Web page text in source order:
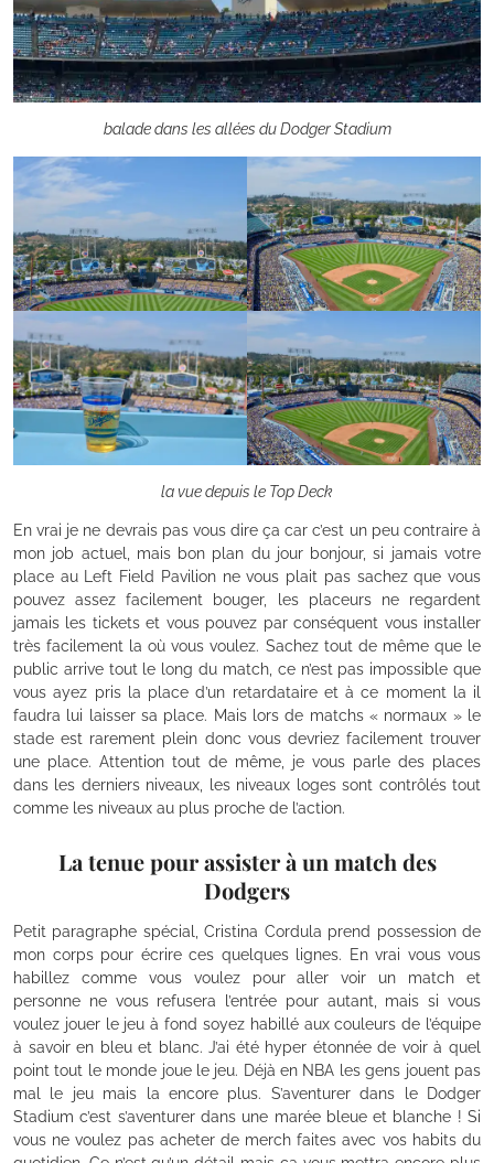
balade dans les allées du Dodger Stadium
la vue depuis le Top Deck
En vrai je ne devrais pas vous dire ça car c’est un peu contraire à
mon job actuel, mais bon plan du jour bonjour, si jamais votre
place au Left Field Pavilion ne vous plait pas sachez que vous
pouvez assez facilement bouger, les placeurs ne regardent
jamais les tickets et vous pouvez par conséquent vous installer
très facilement la où vous voulez. Sachez tout de même que le
public arrive tout le long du match, ce n’est pas impossible que
vous ayez pris la place d’un retardataire et à ce moment la il
faudra lui laisser sa place. Mais lors de matchs « normaux » le
stade est rarement plein donc vous devriez facilement trouver
une place. Attention tout de même, je vous parle des places
dans les derniers niveaux, les niveaux loges sont contrôlés tout
comme les niveaux au plus proche de l’action.
La tenue pour assister à un match des
Dodgers
Petit paragraphe spécial, Cristina Cordula prend possession de
mon corps pour écrire ces quelques lignes. En vrai vous vous
habillez comme vous voulez pour aller voir un match et
personne ne vous refusera l’entrée pour autant, mais si vous
voulez jouer le jeu à fond soyez habillé aux couleurs de l’équipe
à savoir en bleu et blanc. J’ai été hyper étonnée de voir à quel
point tout le monde joue le jeu. Déjà en NBA les gens jouent pas
mal le jeu mais la encore plus. S’aventurer dans le Dodger
Stadium c’est s’aventurer dans une marée bleue et blanche ! Si
vous ne voulez pas acheter de merch faites avec vos habits du